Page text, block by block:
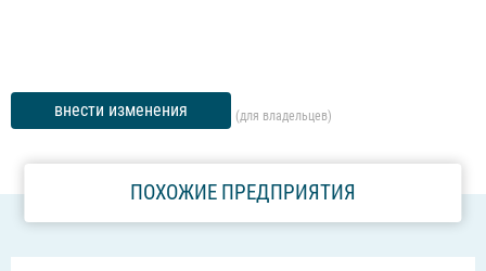
внести изменения (для владельцев)
ПОХОЖИЕ ПРЕДПРИЯТИЯ